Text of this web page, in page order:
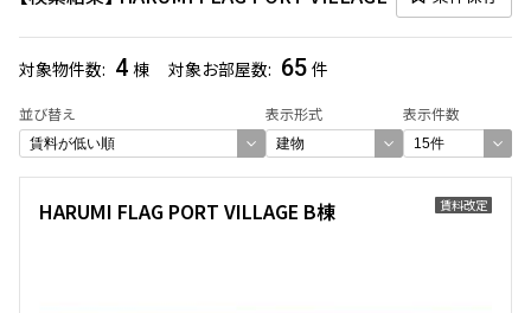
対象物件数 4 棟 対象お部屋数 65 件
並び替え 表示形式 表示件数
〜
管理費/共益費含む
礼金なし
敷金なし
礼金１ヶ月以下
フリーレント付き
賃料改定
HARUMI FLAG PORT VILLAGE B棟